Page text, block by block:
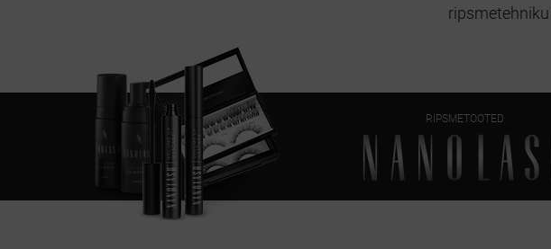
RIPSMETOOTED